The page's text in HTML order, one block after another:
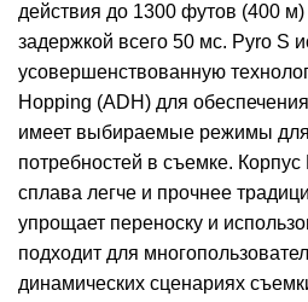
действия до 1300 футов (400
задержкой всего 50 мс. Pyro S
усовершенствованную
Hopping (ADH) для
имеет выбираемые режимы
потребностей в съемке. Корпус
сплава легче и прочнее
упрощает переноску и
подходит для
динамических сценариях